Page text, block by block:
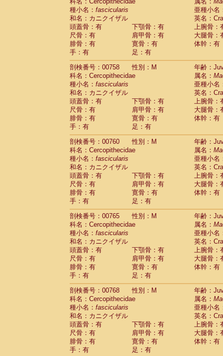
種小名： fascicularis
亜種小名
和名：カニクイザル
英名：
頭蓋骨：有
下顎骨：有
上腕骨：
尺骨：有
肩甲骨：有
大腿骨：
腓骨：有
寛骨：有
体幹：有
手：有
足：有
剖検番号：00758
性別：M
年齢：
科名：Cercopithecidae
属名：
種小名： fascicularis
亜種小名
和名：カニクイザル
英名：
頭蓋骨：有
下顎骨：有
上腕骨：
尺骨：有
肩甲骨：有
大腿骨：
腓骨：有
寛骨：有
体幹：有
手：有
足：有
剖検番号：00760
性別：M
年齢：
科名：Cercopithecidae
属名：
種小名： fascicularis
亜種小名
和名：カニクイザル
英名：
頭蓋骨：有
下顎骨：有
上腕骨：
尺骨：有
肩甲骨：有
大腿骨：
腓骨：有
寛骨：有
体幹：有
手：有
足：有
剖検番号：00765
性別：M
年齢：
科名：Cercopithecidae
属名：
種小名： fascicularis
亜種小名
和名：カニクイザル
英名：
頭蓋骨：有
下顎骨：有
上腕骨：
尺骨：有
肩甲骨：有
大腿骨：
腓骨：有
寛骨：有
体幹：有
手：有
足：有
剖検番号：00768
性別：M
年齢：
科名：Cercopithecidae
属名：
種小名： fascicularis
亜種小名
和名：カニクイザル
英名：
頭蓋骨：有
下顎骨：有
上腕骨：
尺骨：有
肩甲骨：有
大腿骨：
腓骨：有
寛骨：有
体幹：有
手：有
足：有